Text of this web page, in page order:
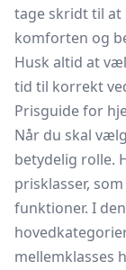
tage skridt til at
komforten og
Husk altid at
tid til korrekt
Prisguide for
Når du skal
betydelig rolle.
prisklasser,
funktioner. I
mellemklasses